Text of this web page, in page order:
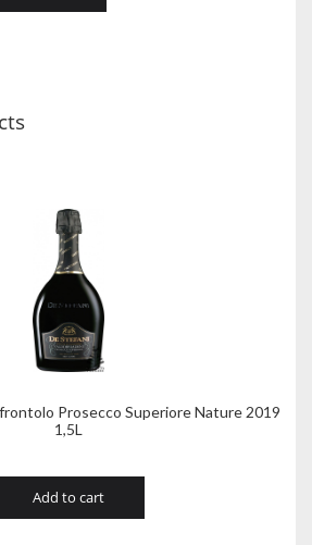
Prosecco Superiore Nature 2019
1,5L
Add to cart